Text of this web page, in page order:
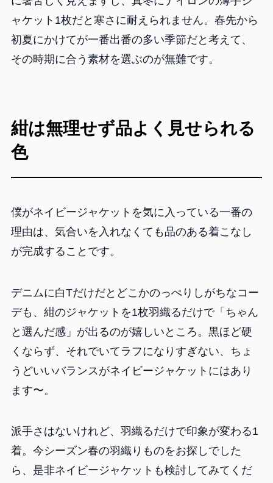
ャケット1枚だと寒さに耐えられません。春先から
初夏にかけてが一番出番の多い季節だと考えて、
その時期に合う素材を選ぶのが無難です。
紺は無理せず品よく見せられる
色
僕がネイビージャケットを気に入っている一番の
理由は、気合いを入れなくても品のある着こなし
が完成することです。
デニムに白Tだけだとどこかのっぺりしがちなコー
デも、紺のジャケットを1枚羽織るだけで「ちゃん
と選んだ感」が出るのが嬉しいところ。黒ほど硬
くならず、それでいてラフになりすぎない、ちょ
うどいいバランスがネイビージャケットにはあり
ます〜。
派手さはないけれど、羽織るだけで印象が変わる1
着。今シーズン春の羽織りものをお探しでした
ら、是非ネイビージャケットも検討してみてくだ